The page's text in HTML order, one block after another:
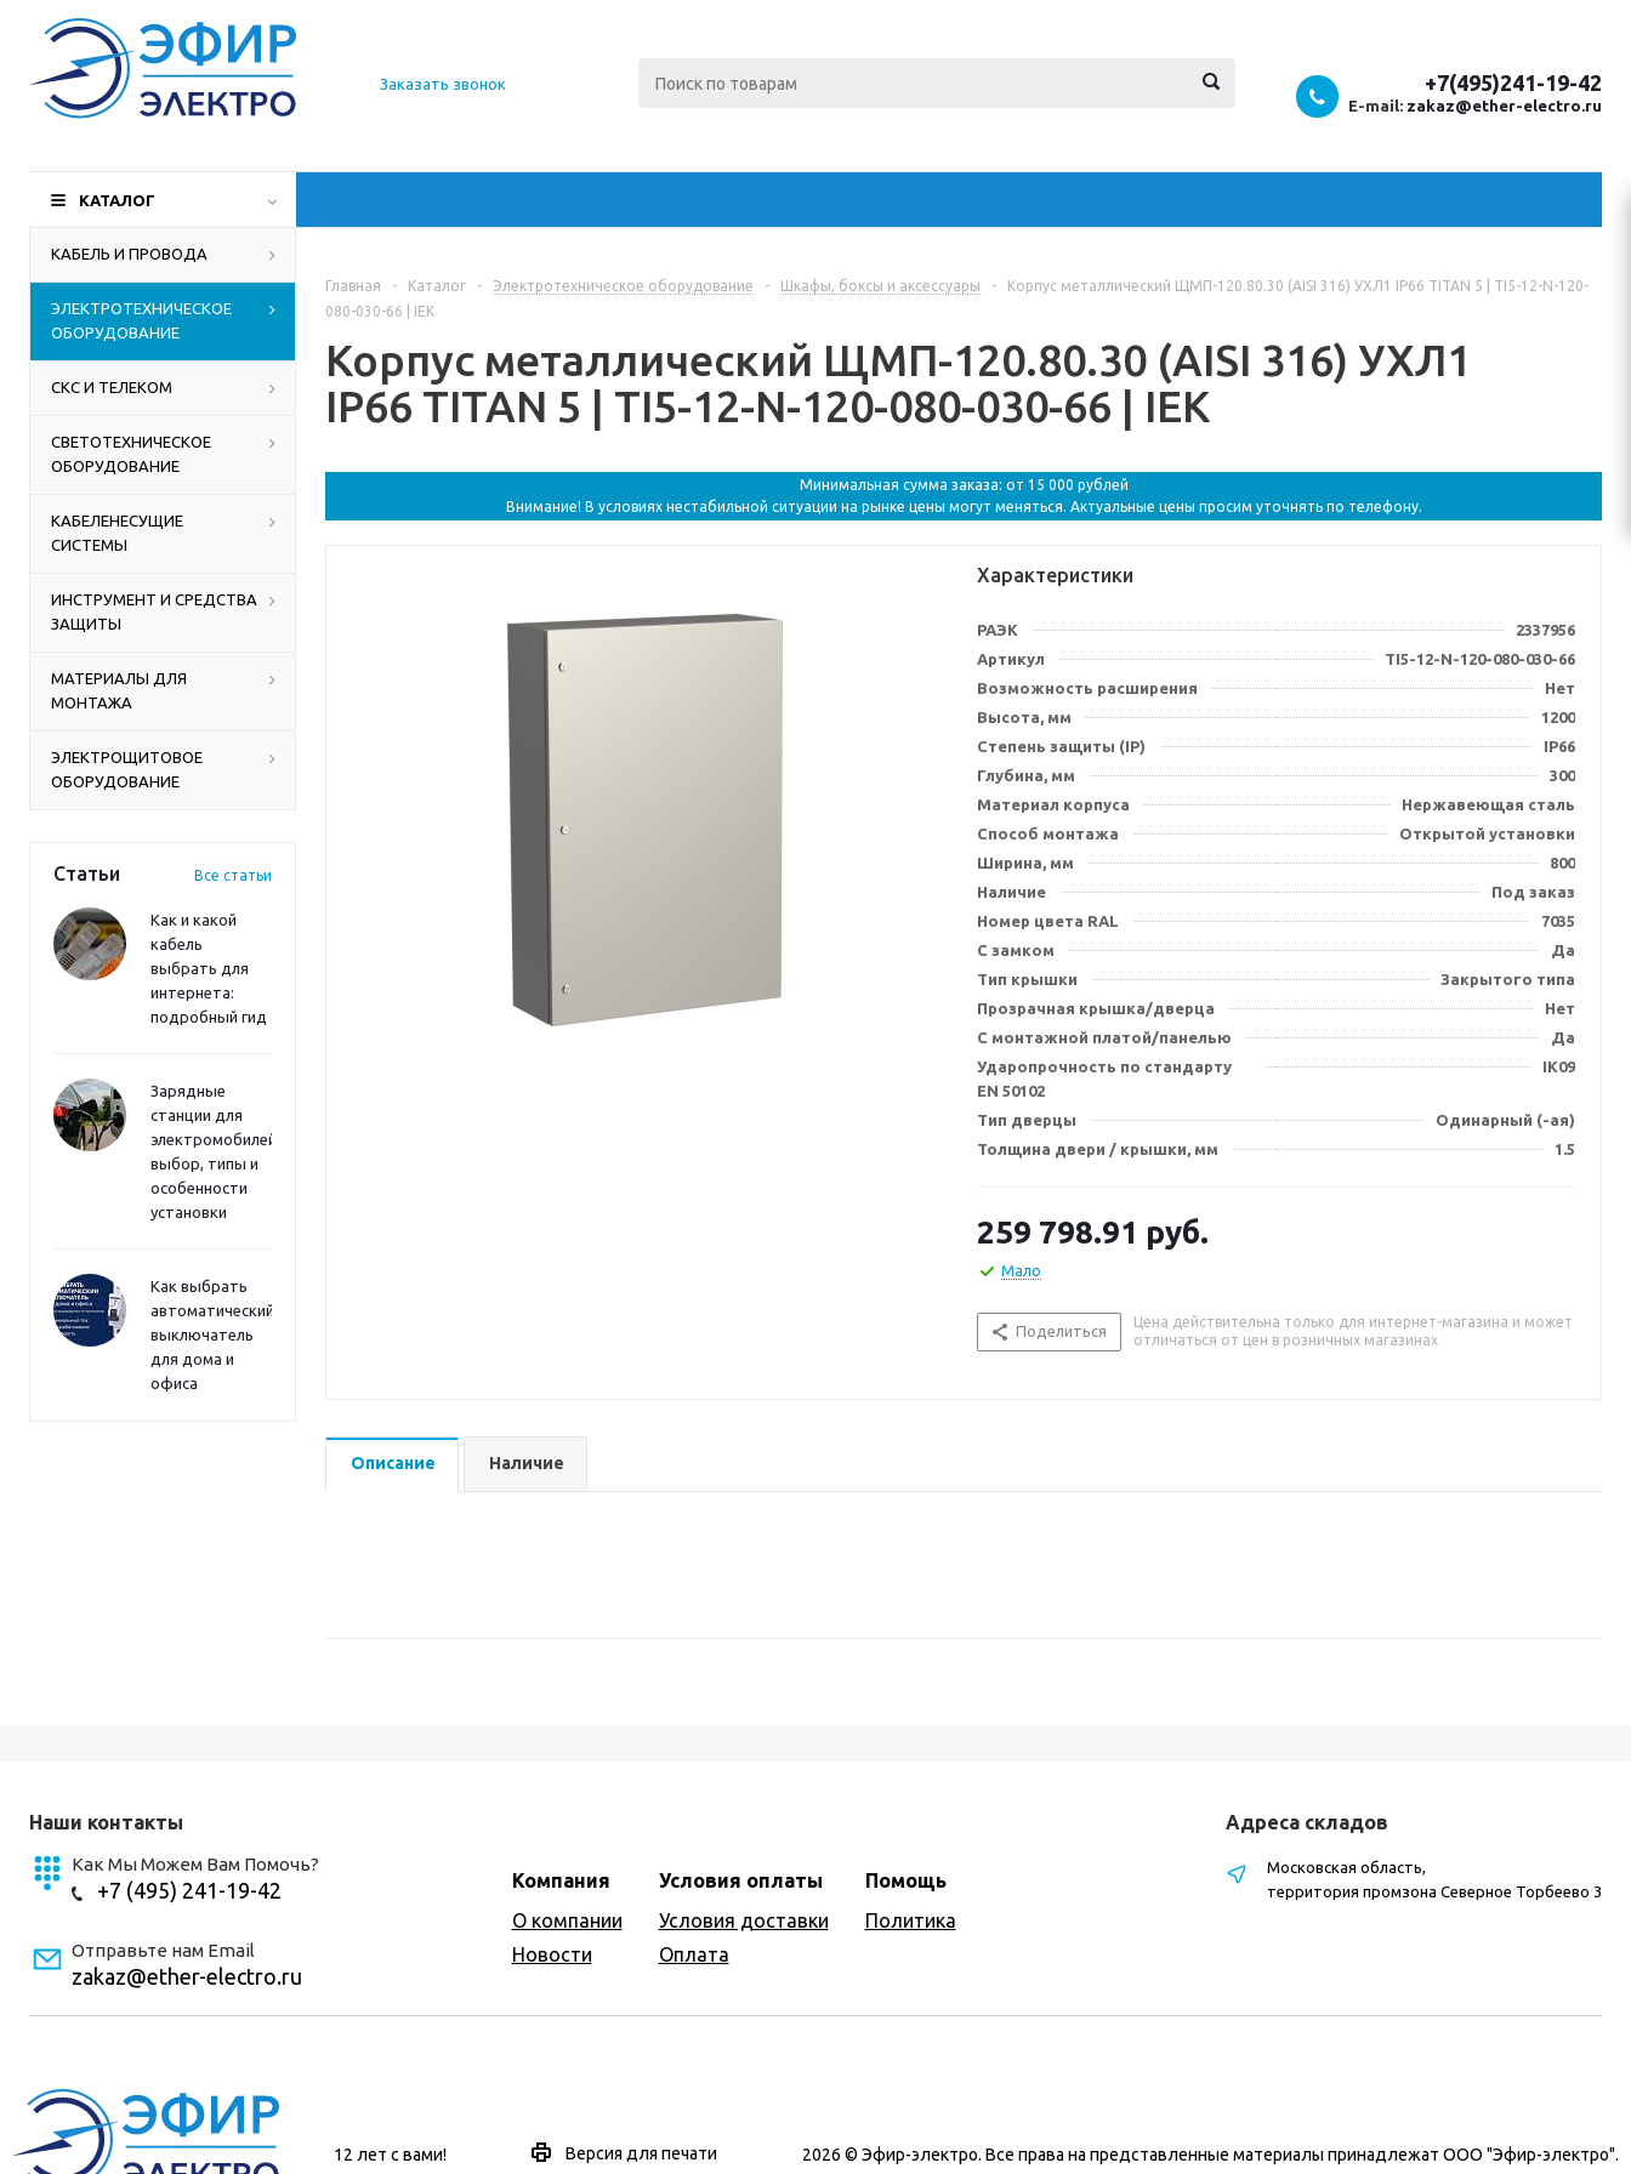
О компании
Доставка
Производители
Контакты
Заказать звонок +7(495)241-19-42
E-mail: zakaz@ether-electro.ru
КАТАЛОГ
КАБЕЛЬ И ПРОВОДА
ЭЛЕКТРОТЕХНИЧЕСКОЕ
ОБОРУДОВАНИЕ
СКС И ТЕЛЕКОМ
СВЕТОТЕХНИЧЕСКОЕ
ОБОРУДОВАНИЕ
КАБЕЛЕНЕСУЩИЕ
СИСТЕМЫ
ИНСТРУМЕНТ И СРЕДСТВА
ЗАЩИТЫ
МАТЕРИАЛЫ ДЛЯ
МОНТАЖА
ЭЛЕКТРОЩИТОВОЕ
ОБОРУДОВАНИЕ
Статьи Все статьи
Как и какой
кабель
выбрать для
интернета:
подробный гид
Зарядные
станции для
электромобилей:
выбор, типы и
особенности
установки
Как выбрать
автоматический
выключатель
для дома и
офиса
Главная - Каталог - Электротехническое оборудование - Шкафы, боксы и аксессуары -
Корпус металлический ЩМП-120.80.30 (AISI 316) УХЛ1 IP66 TITAN 5 | TI5-12-N-120-
080-030-66 | IEK
Корпус металлический ЩМП-120.80.30 (AISI 316) УХЛ1
IP66 TITAN 5 | TI5-12-N-120-080-030-66 | IEK
Минимальная сумма заказа: от 15 000 рублей
Внимание! В условиях нестабильной ситуации на рынке цены могут меняться. Актуальные цены просим уточнять по телефону.
Характеристики
РАЭК
2337956
Артикул
TI5-12-N-120-080-030-66
Возможность расширения
Нет
Высота, мм
1200
Степень защиты (IP)
IP66
Глубина, мм
300
Материал корпуса
Нержавеющая сталь
Способ монтажа
Открытой установки
Ширина, мм
800
Наличие
Под заказ
Номер цвета RAL
7035
С замком
Да
Тип крышки
Закрытого типа
Прозрачная крышка/дверца
Нет
С монтажной платой/панелью
Да
Ударопрочность по стандарту
EN 50102
IK09
Тип дверцы
Одинарный (-ая)
Толщина двери / крышки, мм
1.5
259 798.91 руб.
Мало
Поделиться
Цена действительна только для интернет-магазина и может
отличаться от цен в розничных магазинах
Описание Наличие
Наши контакты
Как Мы Можем Вам Помочь?
+7 (495) 241-19-42
Отправьте нам Email
zakaz@ether-electro.ru
Компания
О компании
Новости
Условия оплаты
Условия доставки
Оплата
Помощь
Политика
Адреса складов
Московская область,
территория промзона Северное Торбеево 3
12 лет с вами! Версия для печати 2026 © Эфир-электро. Все права на представленные материалы принадлежат ООО "Эфир-электро".